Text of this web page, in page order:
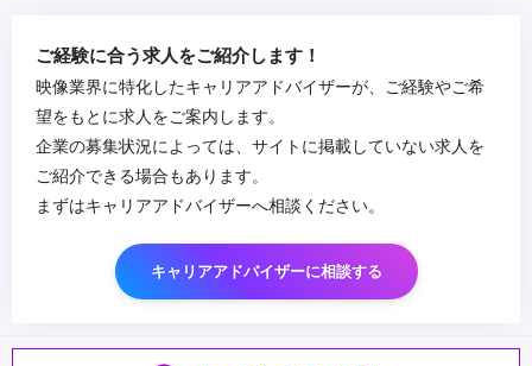
ご経験に合う求人をご紹介します！
映像業界に特化したキャリアアドバイザーが、ご経験やご希
望をもとに求人をご案内します。
企業の募集状況によっては、サイトに掲載していない求人を
ご紹介できる場合もあります。
まずはキャリアアドバイザーへ相談ください。
キャリアアドバイザーに相談する